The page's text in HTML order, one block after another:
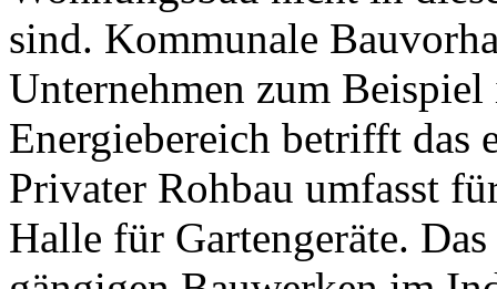
sind. Kommunale
Unternehmen zum
Energiebereich betrifft das
Privater Rohbau umfasst
Halle für Gartengeräte.